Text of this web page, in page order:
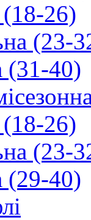
(18-26)
(23-
(31-40)
(18-26)
(23-
(29-40)